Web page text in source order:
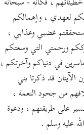
، فكأنه - سبحانه
لعهدي ، وإهمالكم
غضبي وعذابي ،
ورحمتي التي وسعتكم
في دنياكم وآخرتكم ،
قد ذكرتا بني
من جحود النعمة ،
على طريقتهم ، ودعوة
عليه وسلم .